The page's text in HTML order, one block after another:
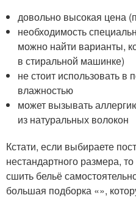
довольно высокая цена
необходимость
можно найти варианты,
в стиральной машинке)
не стоит использовать
влажностью
может вызывать
из натуральных волокон
Кстати, если выбираете
нестандартного размера,
сшить бельё
большая подборка «»,